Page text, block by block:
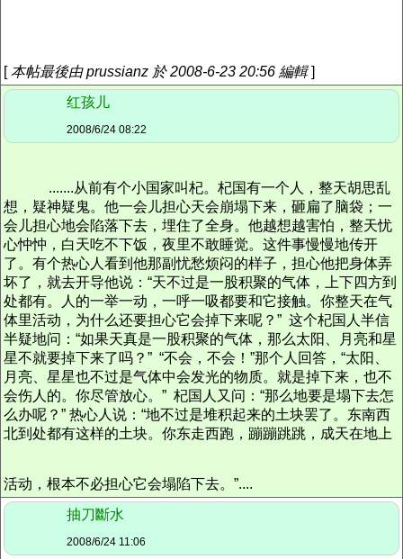
[本帖最後由 prussianz 於 2008-6-23 20:56 編輯]
红孩儿
2008/6/24 08:22
.......从前有个小国家叫杞。杞国有一个人，整天胡思乱
想，疑神疑鬼。他一会儿担心天会崩塌下来，砸扁了脑袋；一
会儿担心地会陷落下去，埋住了全身。他越想越害怕，整天忧
心忡忡，白天吃不下饭，夜里不敢睡觉。这件事慢慢地传开
了。有个热心人看到他那副忧愁烦闷的样子，担心他把身体弄
坏了，就去开导他说：“天不过是一股积聚的气体，上下四方到
处都有。人的一举一动，一呼一吸都要和它接触。你整天在气
体里活动，为什么还要担心它会掉下来呢？” 这个杞国人半信
半疑地问：“如果天真是一股积聚的气体，那么太阳、月亮和星
星不就要掉下来了吗？” “不会，不会！”那个人回答，“太阳、
月亮、星星也不过是气体中会发光的物质。就是掉下来，也不
会伤人的。你尽管放心。” 杞国人又问：“那么地要是塌下去怎
么办呢？” 热心人说：“地不过是堆积起来的土块罢了。东南西
北到处都有这样的土块。你东走西跑，蹦蹦跳跳，成天在地上
活动，根本不必担心它会塌陷下去。”....
抽刀斷水
2008/6/24 11:06